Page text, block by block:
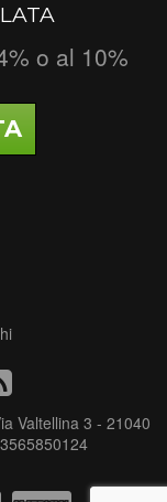
o al 10%
Valtellina 3 - 21040